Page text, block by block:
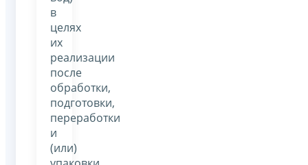
в
целях
их
реализации
после
обработки,
подготовки,
переработки
и
(или)